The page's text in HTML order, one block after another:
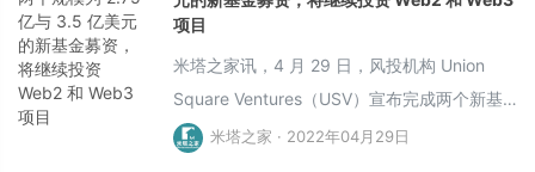
项目
米塔之家讯，4 月 29 日，风投机构 Union
Square Ventures（USV）宣布完成两个新基
金募资，分别为 2.75 亿美元的核心基金和一
米塔之家 · 2022年04月29日